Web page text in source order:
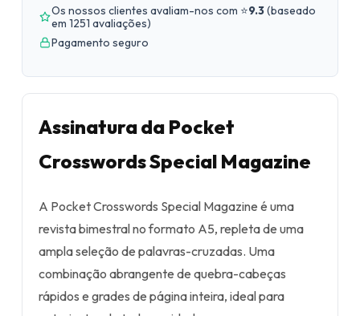
Os nossos clientes avaliam-nos com ⭐9.3(baseado
em 1251 avaliações)
Pagamento seguro
Assinatura da Pocket
Crosswords Special Magazine
A Pocket Crosswords Special Magazine é uma
revista bimestral no formato A5, repleta de uma
ampla seleção de palavras-cruzadas. Uma
combinação abrangente de quebra-cabeças
rápidos e grades de página inteira, ideal para